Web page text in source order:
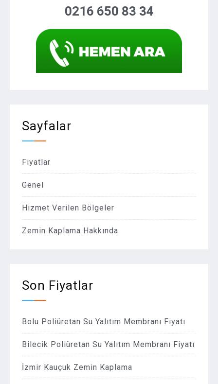
0216 650 83 34
Sayfalar
Fiyatlar
Genel
Hizmet Verilen Bölgeler
Zemin Kaplama Hakkında
Son Fiyatlar
Bolu Poliüretan Su Yalıtım Membranı Fiyatı
Bilecik Poliüretan Su Yalıtım Membranı Fiyatı
İzmir Kauçuk Zemin Kaplama